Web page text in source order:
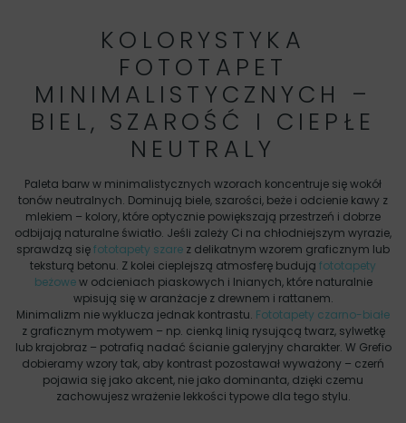
KOLORYSTYKA
FOTOTAPET
MINIMALISTYCZNYCH –
BIEL, SZAROŚĆ I CIEPŁE
NEUTRALY
Paleta barw w minimalistycznych wzorach koncentruje się wokół
tonów neutralnych. Dominują biele, szarości, beże i odcienie kawy z
mlekiem – kolory, które optycznie powiększają przestrzeń i dobrze
odbijają naturalne światło. Jeśli zależy Ci na chłodniejszym wyrazie,
sprawdzą sięfototapety szare z delikatnym wzorem graficznym lub
teksturą betonu. Z kolei cieplejszą atmosferę budują fototapety
beżowew odcieniach piaskowych i lnianych, które naturalnie
wpisują się w aranżacje z drewnem i rattanem.
Minimalizm nie wyklucza jednak kontrastu. Fototapety czarno-białe
z graficznym motywem – np. cienką linią rysującą twarz, sylwetkę
lub krajobraz – potrafią nadać ścianie galeryjny charakter. W Grefio
dobieramy wzory tak, aby kontrast pozostawał wyważony – czerń
pojawia się jako akcent, nie jako dominanta, dzięki czemu
zachowujesz wrażenie lekkości typowe dla tego stylu.